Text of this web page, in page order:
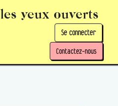
les yeux ouverts
Se connecter
Contactez-nous